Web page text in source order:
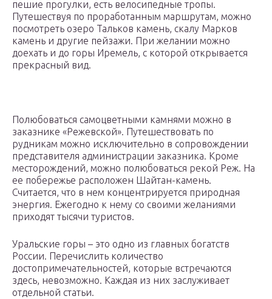
пешие прогулки, есть велосипедные тропы.
Путешествуя по проработанным маршрутам, можно
посмотреть озеро Тальков камень, скалу Марков
камень и другие пейзажи. При желании можно
доехать и до горы Иремель, с которой открывается
прекрасный вид.
Полюбоваться самоцветными камнями можно в
заказнике «Режевской». Путешествовать по
рудникам можно исключительно в сопровождении
представителя администрации заказника. Кроме
месторождений, можно полюбоваться рекой Реж. На
ее побережье расположен Шайтан-камень.
Считается, что в нем концентрируется природная
энергия. Ежегодно к нему со своими желаниями
приходят тысячи туристов.
Уральские горы – это одно из главных богатств
России. Перечислить количество
достопримечательностей, которые встречаются
здесь, невозможно. Каждая из них заслуживает
отдельной статьи.